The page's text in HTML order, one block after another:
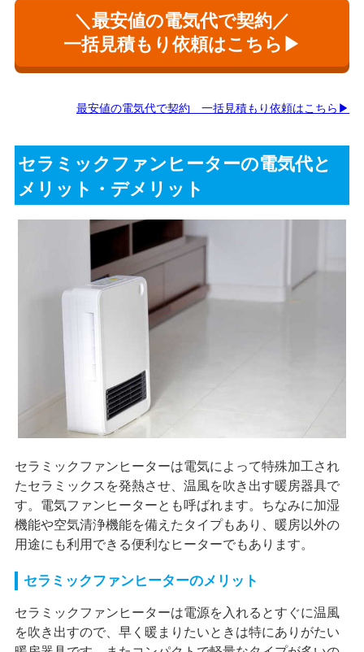
＼最安値の電気代で契約／
一括見積もり依頼はこちら▶
最安値の電気代で契約 一括見積もり依頼はこちら▶
セラミックファンヒーターの電気代と
メリット・デメリット
セラミックファンヒーターは電気によって特殊加工され
たセラミックスを発熱させ、温風を吹き出す暖房器具で
す。電気ファンヒーターとも呼ばれます。ちなみに加湿
機能や空気清浄機能を備えたタイプもあり、暖房以外の
用途にも利用できる便利なヒーターでもあります。
セラミックファンヒーターのメリット
セラミックファンヒーターは電源を入れるとすぐに温風
を吹き出すので、早く暖まりたいときは特にありがたい